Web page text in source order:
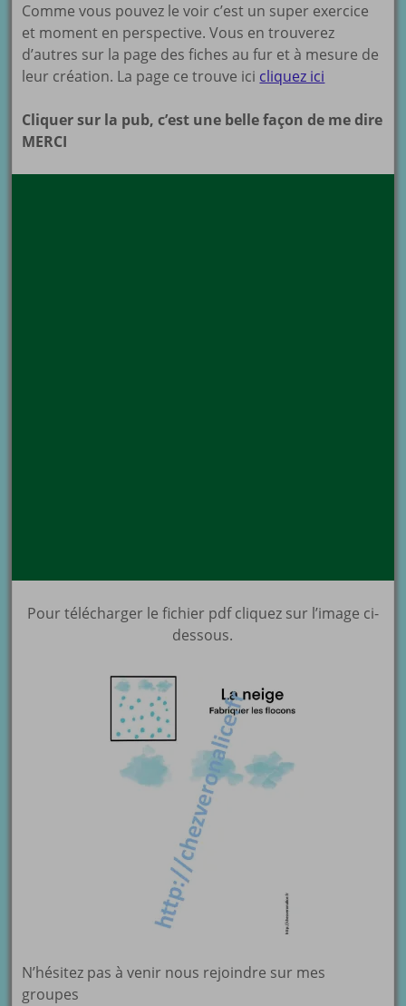
Comme vous pouvez le voir c’est un super exercice
et moment en perspective. Vous en trouverez
d’autres sur la page des fiches au fur et à mesure de
leur création. La page ce trouve ici cliquez ici
Cliquer sur la pub, c’est une belle façon de me dire
MERCI
Pour télécharger le fichier pdf cliquez sur l’image ci-
dessous.
N’hésitez pas à venir nous rejoindre sur mes
groupes